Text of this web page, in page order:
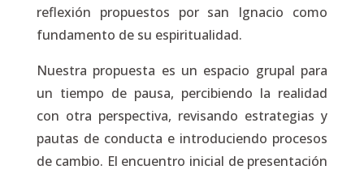
reflexión propuestos por san Ignacio como
fundamento de su espiritualidad.
Nuestra propuesta es un espacio grupal para
un tiempo de pausa, percibiendo la realidad
con otra perspectiva, revisando estrategias y
pautas de conducta e introduciendo procesos
de cambio. El encuentro inicial de presentación